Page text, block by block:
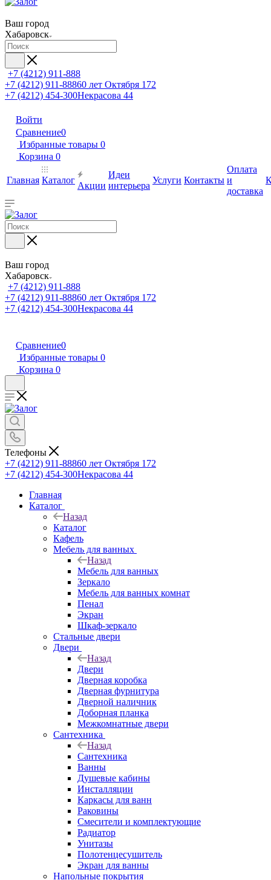
Ваш город
Хабаровск
+7 (4212) 911-888
+7 (4212) 911-88860 лет Октября 172
+7 (4212) 454-300Некрасова 44
Войти
Сравнение0
Избранные товары 0
Корзина 0
Главная Каталог
Акции
Идеи
интерьера
Услуги Контакты
Оплата
и
доставка
Ваш город
Хабаровск
+7 (4212) 911-888
+7 (4212) 911-88860 лет Октября 172
+7 (4212) 454-300Некрасова 44
Сравнение0
Избранные товары 0
Корзина 0
Телефоны
+7 (4212) 911-88860 лет Октября 172
+7 (4212) 454-300Некрасова 44
Главная
Каталог
Назад
Каталог
Кафель
Мебель для ванных
Назад
Мебель для ванных
Зеркало
Мебель для ванных комнат
Пенал
Экран
Шкаф-зеркало
Стальные двери
Двери
Назад
Двери
Дверная коробка
Дверная фурнитура
Дверной наличник
Доборная планка
Межкомнатные двери
Сантехника
Назад
Сантехника
Ванны
Душевые кабины
Инсталляции
Каркасы для ванн
Раковины
Смесители и комплектующие
Радиатор
Унитазы
Полотенцесушитель
Экран для ванны
Напольные покрытия